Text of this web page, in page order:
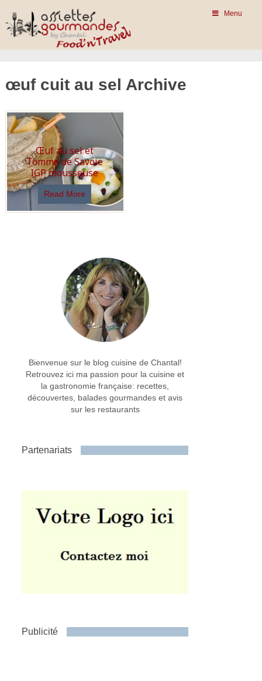
Menu
œuf cuit au sel Archive
Œuf au sel et
Tomme de Savoie
IGP mousseuse
Read More
Bienvenue sur le blog cuisine de Chantal!
Retrouvez ici ma passion pour la cuisine et
la gastronomie française: recettes,
découvertes, balades gourmandes et avis
sur les restaurants
Partenariats
Publicité